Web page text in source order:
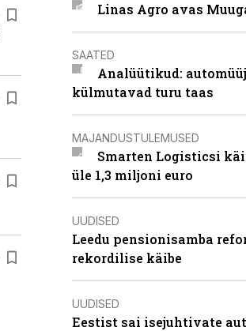
Linas Agro avas
SAATED
Analüütikud:
külmutavad turu taas
MAJANDUSTULEMUSED
Smarten Logisticsi
üle 1,3 miljoni euro
UUDISED
Leedu pensionisamba
rekordilise käibe
UUDISED
Eestist sai isejuhtivate